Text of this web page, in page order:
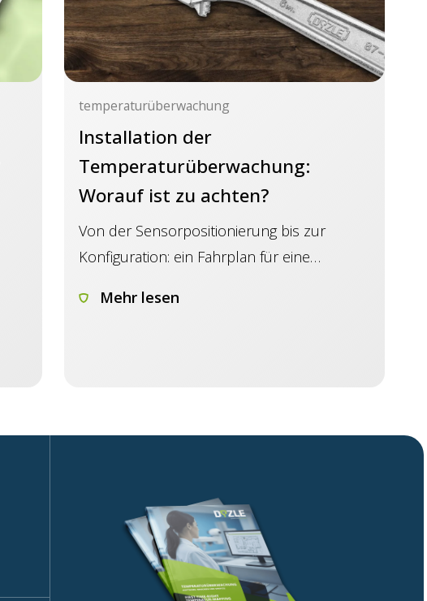
temperaturüberwachung
Installation der
Temperaturüberwachung:
Worauf ist zu achten?
Von der Sensorpositionierung bis zur
Konfiguration: ein Fahrplan für eine
Mehr lesen